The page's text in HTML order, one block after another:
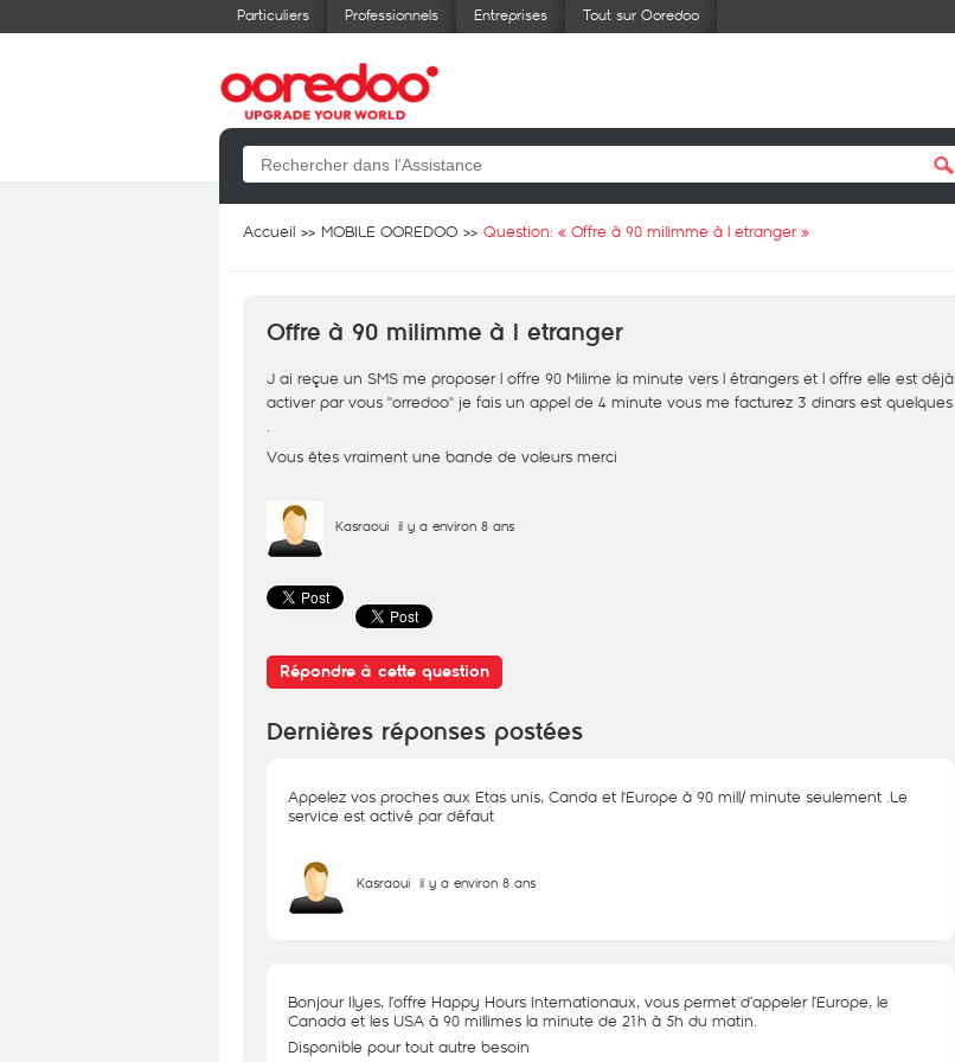
Particuliers Professionnels Entreprises Tout sur Ooredoo
Accueil MOBILE OOREDOO Question: « Offre à 90 milimme à l etranger»
Offre à 90 milimme à l etranger
J ai reçue un SMS me proposer l offre 90 Milime la minute vers l étrangers et l offre elle est déjà
activer par vous ''orredoo'' je fais un appel de 4 minute vous me facturez 3 dinars est quelques
.
Vous êtes vraiment une bande de voleurs merci
Kasraoui il y a environ 8 ans
Répondre à cette question
Dernières réponses postées
Appelez vos proches aux Etas unis, Canda et l'Europe à 90 mill/ minute seulement .Le
service est activé par défaut
Kasraoui il y a environ 8 ans
Bonjour Ilyes, l’offre Happy Hours Internationaux, vous permet d’appeler l’Europe, le
Canada et les USA à 90 millimes la minute de 21h à 5h du matin.
Disponible pour tout autre besoin